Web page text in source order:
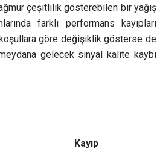
çeşitlilik gösterebilen bir yağış
farklı performans kayıpları
koşullara göre değişiklik gösterse de
gelecek sinyal kalite kaybı
Kayıp